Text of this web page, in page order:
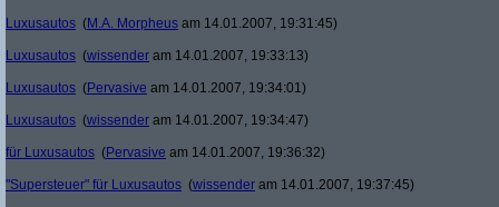
Luxusautos (M.A. Morpheus am 14.01.2007, 19:31:45)
Luxusautos (wissender am 14.01.2007, 19:33:13)
Luxusautos (Pervasive am 14.01.2007, 19:34:01)
Luxusautos (wissender am 14.01.2007, 19:34:47)
für Luxusautos (Pervasive am 14.01.2007, 19:36:32)
"Supersteuer" für Luxusautos (wissender am 14.01.2007, 19:37:45)